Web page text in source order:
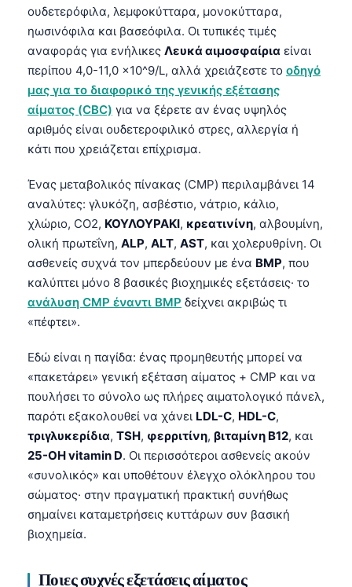
ουδετερόφιλα, λεμφοκύτταρα, μονοκύτταρα,
ηωσινόφιλα και βασεόφιλα. Οι τυπικές τιμές
αναφοράς για ενήλικες Λευκά αιμοσφαίρια είναι
περίπου 4,0-11,0 ×10^9/L, αλλά χρειάζεστε το οδηγό
μας για το διαφορικό της γενικής εξέτασης
αίματος (CBC) για να ξέρετε αν ένας υψηλός
αριθμός είναι ουδετεροφιλικό στρες, αλλεργία ή
κάτι που χρειάζεται επίχρισμα.
Ένας μεταβολικός πίνακας (CMP) περιλαμβάνει 14
αναλύτες: γλυκόζη, ασβέστιο, νάτριο, κάλιο,
χλώριο, CO2, ΚΟΥΛΟΥΡΑΚΙ, κρεατινίνη, αλβουμίνη,
ολική πρωτεΐνη, ALP, ALT, AST, και χολερυθρίνη. Οι
ασθενείς συχνά τον μπερδεύουν με ένα BMP, που
καλύπτει μόνο 8 βασικές βιοχημικές εξετάσεις· το
ανάλυση CMP έναντι BMP δείχνει ακριβώς τι
«πέφτει».
Εδώ είναι η παγίδα: ένας προμηθευτής μπορεί να
«πακετάρει» γενική εξέταση αίματος + CMP και να
πουλήσει το σύνολο ως πλήρες αιματολογικό πάνελ,
παρότι εξακολουθεί να χάνει LDL-C, HDL-C,
τριγλυκερίδια, TSH, φερριτίνη, βιταμίνη Β12, και
25-OH vitamin D. Οι περισσότεροι ασθενείς ακούν
«συνολικός» και υποθέτουν έλεγχο ολόκληρου του
σώματος· στην πραγματική πρακτική συνήθως
σημαίνει καταμετρήσεις κυττάρων συν βασική
βιοχημεία.
Ποιες συχνές εξετάσεις αίματος